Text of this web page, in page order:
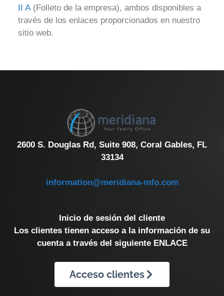
II A(Folleto de la empresa), ambos disponibles a
través de los enlaces proporcionados en nuestro
sitio web.
2600 S. Douglas Rd, Suite 908, Coral Gables, FL
33134
information@meridiana-mfo.com
Inicio de sesión del cliente
Los clientes tienen acceso a la información de su
cuenta a través del siguiente ENLACE
Acceso clientes